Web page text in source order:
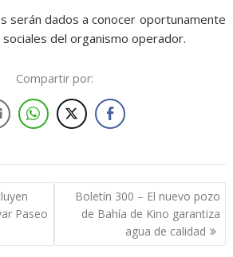
serán dados a conocer oportunamente
del organismo operador.
Compartir por:
Paseo
Boletín 300 – El nuevo pozo
de Bahía de Kino garantiza
agua de calidad